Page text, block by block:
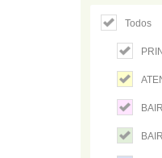
Todos